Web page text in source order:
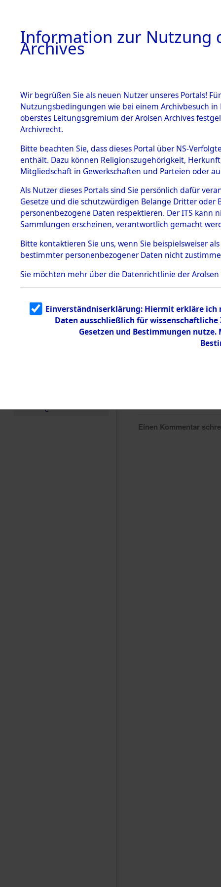
BESTÄNDE
1.
mente
5. Verschiedenes
5.3
Todesmärsche
5.3.1 Alliierte
Erhebungen
zu
Todesmärsch
en
5.3.2
g
5.3.3
Todesmärsch
e
Einen Kommentar
Information zur Nutzung
Archives
Wir begrüßen Sie als neuen Nutzer unseres Portals!
Nutzungsbedingungen wie bei einem Archivbesuch
oberstes Leitungsgremium der Arolsen Archives
Archivrecht.
Bitte beachten Sie, dass dieses Portal über NS-
enthält. Dazu können Religionszugehörigkeit,
Mitgliedschaft in Gewerkschaften und Parteien oder
Als Nutzer dieses Portals sind Sie persönlich dafür
Gesetze und die schutzwürdigen Belange Dritter
personenbezogene Daten respektieren. Der ITS
Sammlungen erscheinen, verantwortlich gemacht
Bitte kontaktieren Sie uns, wenn Sie beispielsweiser
bestimmter personenbezogener Daten nicht
Sie möchten mehr über die Datenrichtlinie der Arolsen
Einverständniserklärung: Hiermit erkläre ich
Daten ausschließlich für
Gesetzen und Bestimmungen